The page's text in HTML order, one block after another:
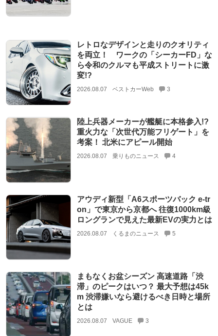
レトロなデザインと走りのクオリティ
を両立！ ワークの「シーカーFD」な
ら令和のクルマも平成ストリートに激
変!?
2026.08.07 ベストカーWeb 3
陸上兵器メーカーが艦艇に本格参入!?
重火力な「次世代万能フリゲート」を
考案！ 北米にアピール開始
2026.08.07 乗りものニュース 4
アウディ新型「A6スポーツバック e-tr
on」で東京から京都へ 往復1000km級
ロングランで見えた最新EVの実力とは
2026.08.07 くるまのニュース 5
まもなくお盆シーズン 高速道路「渋
滞」のピークはいつ？ 最大予想は45k
m 渋滞嫌いなら避けるべき日時と場所
とは
2026.08.07 VAGUE 3